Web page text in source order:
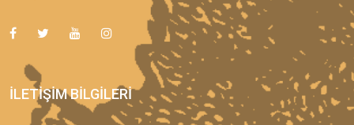
İLETIŞIM BILGILERI